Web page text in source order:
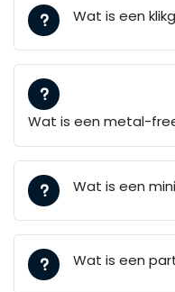
Wat is een
Wat is een metal-
Wat is een
Wat is een